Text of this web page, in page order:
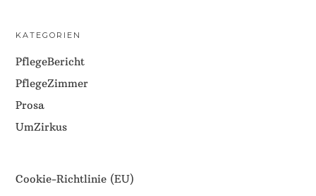
KATEGORIEN
PflegeBericht
PflegeZimmer
Prosa
UmZirkus
Cookie-Richtlinie (EU)